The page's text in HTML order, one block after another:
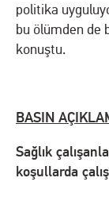
politika
bu ölümden de
konuştu.
BASIN
Sağlık
koşullarda